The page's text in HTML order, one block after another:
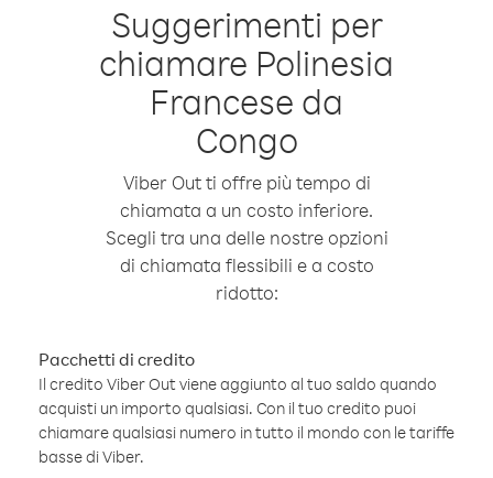
Suggerimenti per
chiamare Polinesia
Francese da
Congo
Viber Out ti offre più tempo di
chiamata a un costo inferiore.
Scegli tra una delle nostre opzioni
di chiamata flessibili e a costo
ridotto:
Pacchetti di credito
Il credito Viber Out viene aggiunto al tuo saldo quando
acquisti un importo qualsiasi. Con il tuo credito puoi
chiamare qualsiasi numero in tutto il mondo con le tariffe
basse di Viber.